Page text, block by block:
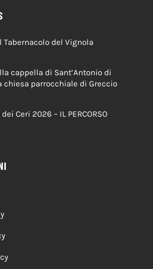
Tabernacolo del Vignola
cappella di Sant’Antonio di
chiesa parrocchiale di Greccio
Ceri 2026 – IL PERCORSO